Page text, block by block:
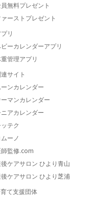
無料プレゼント
ーストプレゼント
リ
ーカレンダーアプリ
管理アプリ
サイト
ーンカレンダー
ーマンカレンダー
ニアカレンダー
テク
ムーノ
監修.com
後ケアサロン ひより青山
後ケアサロン ひより芝浦
て支援団体